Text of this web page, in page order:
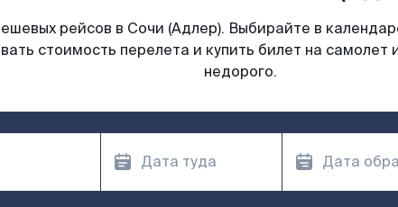
рейсов в Сочи (Адлер). Выбирайте в
стоимость перелета и купить билет на
недорого.